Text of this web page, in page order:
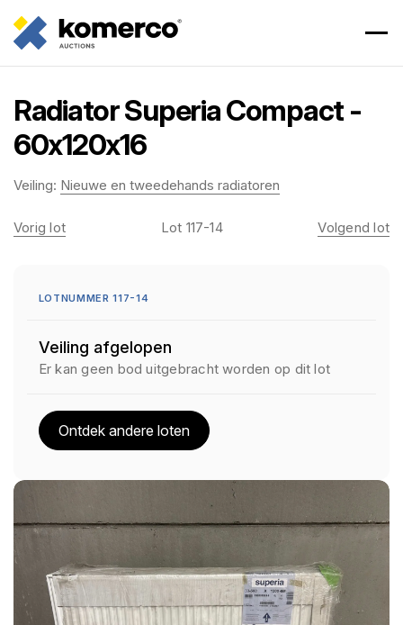
Radiator Superia Compact -
60x120x16
Veiling: Nieuwe en tweedehands radiatoren
Vorig lot Lot 117-14 Volgend lot
LOTNUMMER 117-14
Veiling afgelopen
Er kan geen bod uitgebracht worden op dit lot
Ontdek andere loten